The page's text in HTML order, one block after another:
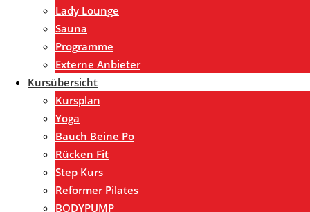
Lady Lounge
Sauna
Programme
Externe Anbieter
Kursübersicht
Kursplan
Yoga
Bauch Beine Po
Rücken Fit
Step Kurs
Reformer Pilates
BODYPUMP